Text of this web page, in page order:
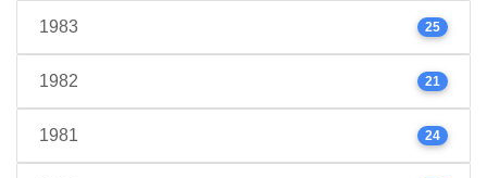
1983 25
1982 21
1981 24